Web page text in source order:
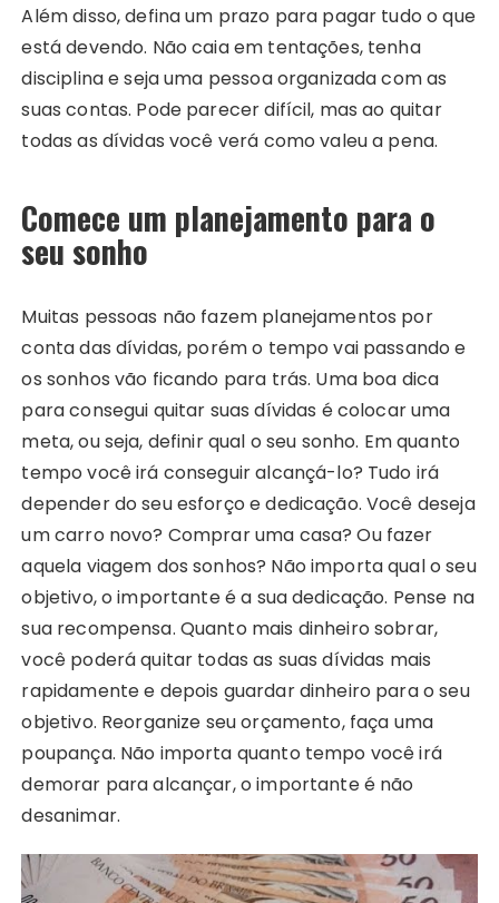
Além disso, defina um prazo para pagar tudo o que
está devendo. Não caia em tentações, tenha
disciplina e seja uma pessoa organizada com as
suas contas. Pode parecer difícil, mas ao quitar
todas as dívidas você verá como valeu a pena.
Comece um planejamento para o
seu sonho
Muitas pessoas não fazem planejamentos por
conta das dívidas, porém o tempo vai passando e
os sonhos vão ficando para trás. Uma boa dica
para consegui quitar suas dívidas é colocar uma
meta, ou seja, definir qual o seu sonho. Em quanto
tempo você irá conseguir alcançá-lo? Tudo irá
depender do seu esforço e dedicação. Você deseja
um carro novo? Comprar uma casa? Ou fazer
aquela viagem dos sonhos? Não importa qual o seu
objetivo, o importante é a sua dedicação. Pense na
sua recompensa. Quanto mais dinheiro sobrar,
você poderá quitar todas as suas dívidas mais
rapidamente e depois guardar dinheiro para o seu
objetivo. Reorganize seu orçamento, faça uma
poupança. Não importa quanto tempo você irá
demorar para alcançar, o importante é não
desanimar.